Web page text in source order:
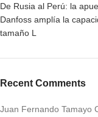
De Rusia al Perú: la
Danfoss amplía la
tamaño L
Recent Comments
Juan Fernando Tamayo